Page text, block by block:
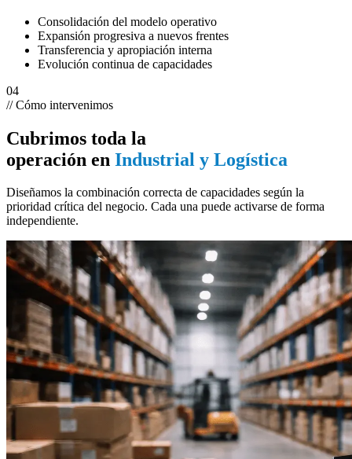
Consolidación del modelo operativo
Expansión progresiva a nuevos frentes
Transferencia y apropiación interna
Evolución continua de capacidades
04
// Cómo intervenimos
Cubrimos toda la
operación en Industrial y Logística
Diseñamos la combinación correcta de capacidades según la
prioridad crítica del negocio. Cada una puede activarse de forma
independiente.